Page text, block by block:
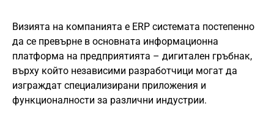
Визията на компанията е ERP системата постепенно
да се превърне в основната информационна
платформа на предприятията – дигитален гръбнак,
върху който независими разработчици могат да
изграждат специализирани приложения и
функционалности за различни индустрии.